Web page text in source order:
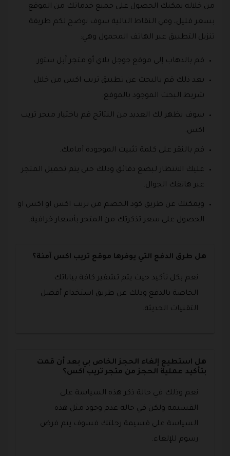
من خلاله يمكنك الحصول على جميع خدماتك من الموقع
بسعر قليل، وفي النقاط التالية سوف نوضح لكم طريقة
تنزيل التطبيق عبر الهاتف المحمول وهي:
قم بالذهاب إلى موقع جوجل بلاي أو متجر آبل ستور.
بعد ذلك قم بالبحث عن تطبيق تريب اكس من خلال
شريط البحث الموجود بالموقع.
سوف يظهر لك العديد من النتائج قم باختيار متجر تريب
اكس.
قم بالنقر على كلمة تثبيت الموجودة أمامك.
عليك الانتظار لبضع دقائق وذلك حتى يتم تحميل المتجر
عبر هاتفك الجوال.
ويمكنك عن طريق كود الخصم من تريب اكس او اكس او
الحصول على سعر تذكرتك من المتجر بأسعار خرافية.
هل طرق الدفع التي يوفرها موقع تريب اكس آمنة؟
نعم بكل تأكيد حيث يتم تشفير كافة بياناتك
الخاصة بالدفع وذلك عن طريق استخدام أفضل
التقنيات الحديثة.
هل استطيع إلغاء الحجز الخاص بي بعد أن قمت
بتأكيد عملية الحجز من متجر تريب اكس؟
نعم وذلك في حالة ذكر هذه السياسة على
القسيمة ولكن في حالة عدم وجود مثل هذه
السياسة على قسيمة رحلتك فسوف يتم فرض
رسوم للإلغاء.